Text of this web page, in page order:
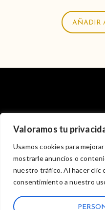
Valoramos tu
Usamos cookies para
mostrarle anuncios o
nuestro tráfico. Al hacer clic
consentimiento a nuestro
AÑADIR